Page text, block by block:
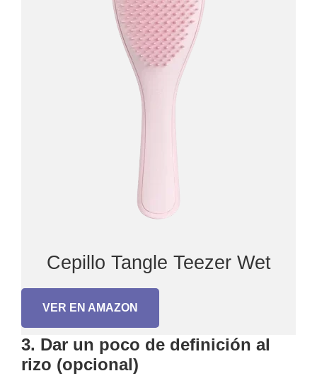
Cepillo Tangle Teezer Wet
VER EN AMAZON
3. Dar un poco de definición al
rizo (opcional)